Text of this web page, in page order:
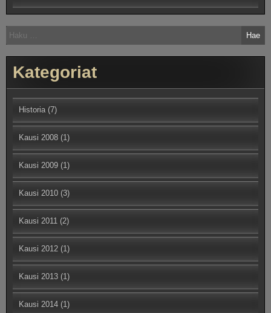
Haku:
Kategoriat
Historia(7)
Kausi 2008 (1)
Kausi 2009 (1)
Kausi 2010 (3)
Kausi 2011 (2)
Kausi 2012 (1)
Kausi 2013 (1)
Kausi 2014 (1)